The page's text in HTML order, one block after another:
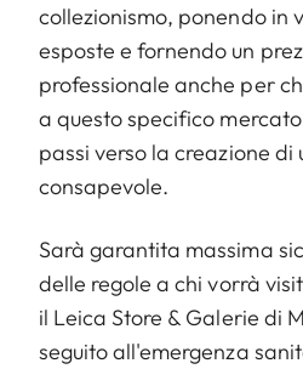
collezionismo, ponendo in
esposte e fornendo un
professionale anche per
a questo specifico
passi verso la creazione di
consapevole.
Sarà garantita massima
delle regole a chi vorrà
il Leica Store & Galerie di
seguito all'emergenza